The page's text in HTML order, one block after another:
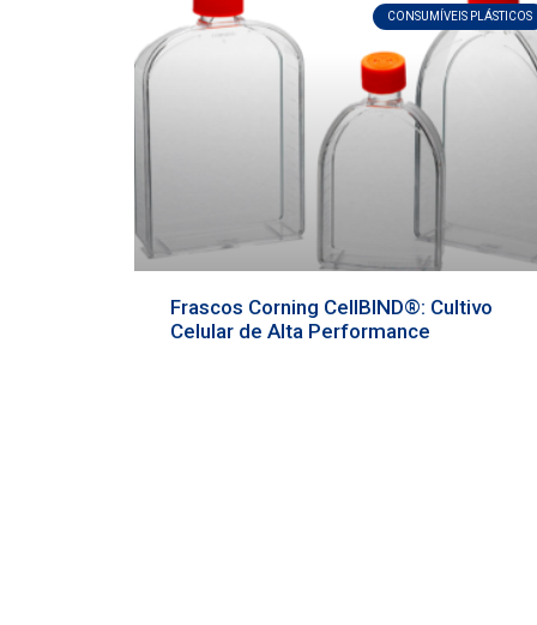
CONSUMÍVEIS PLÁSTICOS
Frascos Corning CellBIND®: Cultivo
Celular de Alta Performance